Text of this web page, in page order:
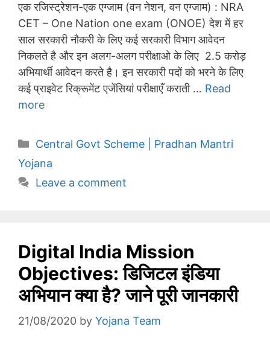
एक रजिस्ट्रेशन-एक एग्जाम (वन नेशन, वन एग्जाम) : NRA
CET – One Nation one exam (ONOE) देश में हर
साल सरकारी नौकरी के लिए कई सरकारी विभाग आवेदन
निकलते है और इन अलग-अलग परीक्षाओ के लिए 2.5 करोड़
अभियार्थी आवेदन करते है। इन सरकारी पदों को भरने के लिए
कई प्राइवेट रिक्रूमेंट एजेंसियां परीक्षाएँ कराती … Read
more
Categories
Central Govt Scheme | Pradhan Mantri
Yojana
Leave a comment
Digital India Mission
Objectives: डिजिटल इंडिया
अभियान क्या है? जाने पूरी जानकारी
21/08/2020 by Yojana Team